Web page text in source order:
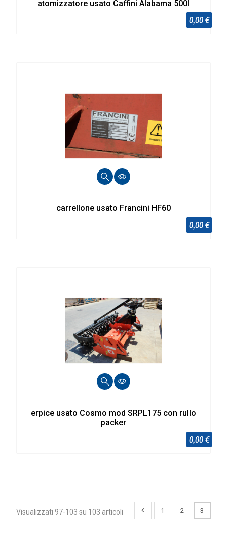
atomizzatore usato Caffini Alabama 500l
0,00 €
carrellone usato Francini HF60
0,00 €
erpice usato Cosmo mod SRPL175 con rullo
packer
0,00 €
Visualizzati 97-103 su 103 articoli 1 2 3